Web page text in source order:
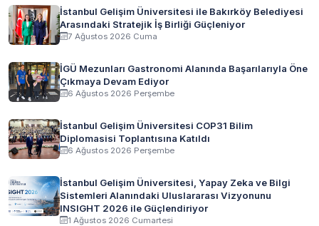
İstanbul Gelişim Üniversitesi ile Bakırköy Belediyesi
Arasındaki Stratejik İş Birliği Güçleniyor
7 Ağustos 2026 Cuma
İGÜ Mezunları Gastronomi Alanında Başarılarıyla Öne
Çıkmaya Devam Ediyor
6 Ağustos 2026 Perşembe
İstanbul Gelişim Üniversitesi COP31 Bilim
Diplomasisi Toplantısına Katıldı
6 Ağustos 2026 Perşembe
İstanbul Gelişim Üniversitesi, Yapay Zeka ve Bilgi
Sistemleri Alanındaki Uluslararası Vizyonunu
INSIGHT 2026 ile Güçlendiriyor
1 Ağustos 2026 Cumartesi